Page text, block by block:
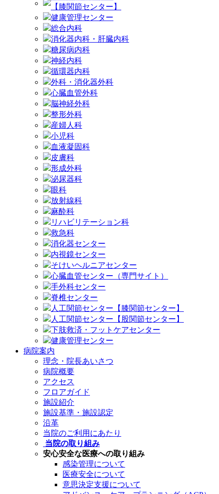
【膝関節センター】
健康管理センター
総合内科
消化器内科・肝臓内科
糖尿病内科
神経内科
循環器内科
外科・消化器外科
心臓血管外科
脳神経外科
整形外科
産婦人科
小児科
血液凝固科
皮膚科
形成外科
泌尿器科
眼科
放射線科
麻酔科
リハビリテーション科
救急科
消化器センター
内視鏡センター
そけいヘルニアセンター
心臓血管センター（専門サイト）
手外科センター
脊椎センター
人工関節センター【膝関節センター】
人工関節センター【股関節センター】
下肢救済・フットケアセンター
健康管理センター
病院案内
理念・院長あいさつ
病院概要
アクセス
フロアガイド
施設紹介
施設基準・施設認定
沿革
当院のご利用にあたり
当院の取り組み
安心安全な医療への取り組み
感染管理について
医療安全について
意思決定支援について